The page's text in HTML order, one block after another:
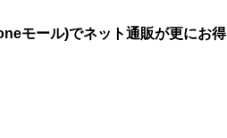
モール)でネット通販が更にお得